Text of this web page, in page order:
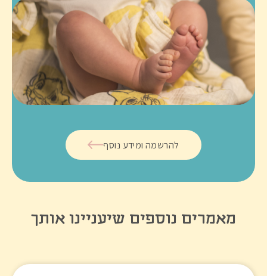
להרשמה ומידע נוסף
מאמרים נוספים שיעניינו אותך